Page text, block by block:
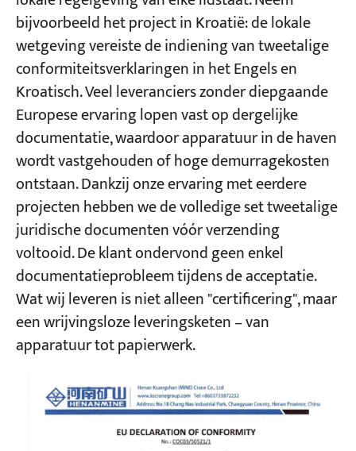
bijvoorbeeld het project in Kroatië: de lokale
wetgeving vereiste de indiening van tweetalige
conformiteitsverklaringen in het Engels en
Kroatisch. Veel leveranciers zonder diepgaande
Europese ervaring lopen vast op dergelijke
documentatie, waardoor apparatuur in de haven
wordt vastgehouden of hoge demurragekosten
ontstaan. Dankzij onze ervaring met eerdere
projecten hebben we de volledige set tweetalige
juridische documenten vóór verzending
voltooid. De klant ondervond geen enkel
documentatieprobleem tijdens de acceptatie.
Wat wij leveren is niet alleen "certificering", maar
een wrijvingsloze leveringsketen – van
apparatuur tot papierwerk.